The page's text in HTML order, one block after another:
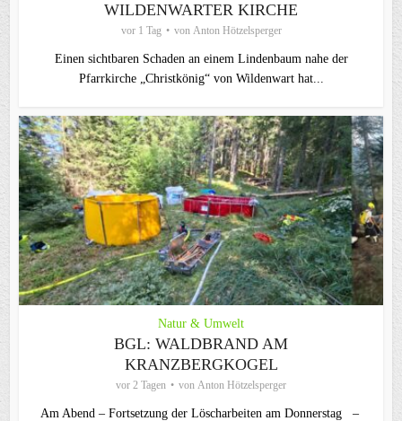
WILDENWARTER KIRCHE
vor 1 Tag von Anton Hötzelsperger
Einen sichtbaren Schaden an einem Lindenbaum nahe der
Pfarrkirche „Christkönig“ von Wildenwart hat...
Natur & Umwelt
BGL: WALDBRAND AM
KRANZBERGKOGEL
vor 2 Tagen von Anton Hötzelsperger
Am Abend – Fortsetzung der Löscharbeiten am Donnerstag –